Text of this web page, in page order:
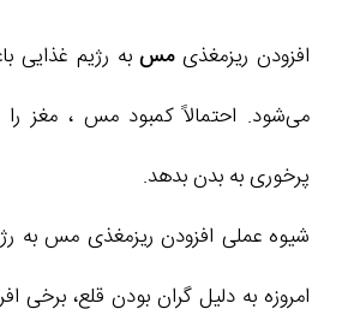
افزودن ریزمغذیمسبه رژیم غذایی
می‌شود. احتمالاً کمبود مس ، مغز را
پرخوری به بدن بدهد.
شیوه عملی افزودن ریزمغذی مس به
امروزه به دلیل گران بودن قلع، برخی